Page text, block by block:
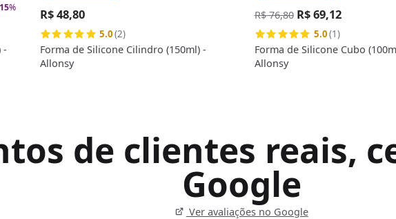
%
-
R$ 48,80
5.0(2)
Forma de Silicone Cilindro (150ml) -
Allonsy
R$ 76,80 R$ 69,12
5.0(1)
Forma de Silicone Cubo
Allonsy
de clientes reais,
Google
Ver avaliações no Google